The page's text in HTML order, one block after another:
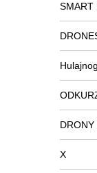
SMART
DRONY
X